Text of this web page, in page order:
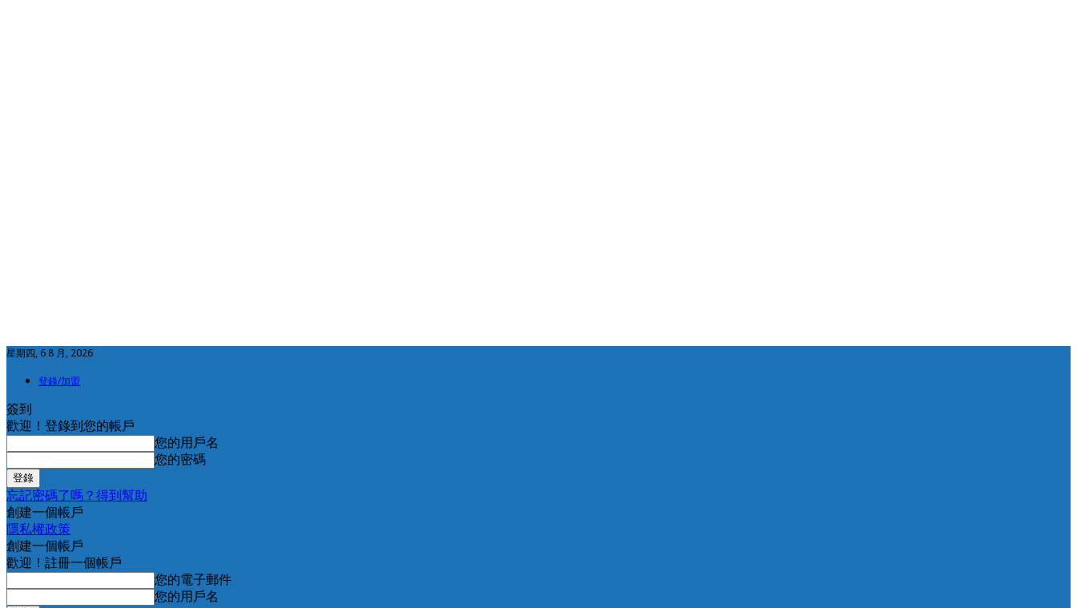
星期四, 6 8 月, 2026
登錄/加盟
簽到
歡迎！登錄到您的帳戶
您的用戶名
您的密碼
忘記密碼了嗎？得到幫助
創建一個帳戶
隱私權政策
創建一個帳戶
歡迎！註冊一個帳戶
您的電子郵件
您的用戶名